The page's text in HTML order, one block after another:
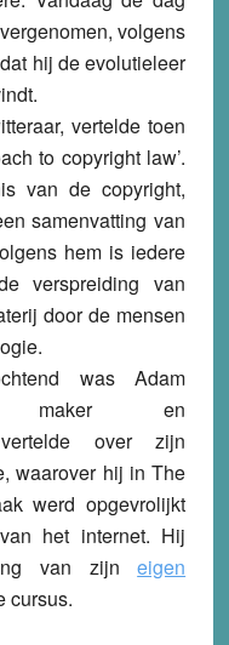
volgens
hij de evolutieleer
vertelde toen
to copyright law’.
van de copyright,
samenvatting van
hem is iedere
verspreiding van
door de mensen
was Adam
maker en
over zijn
waarover hij in The
werd opgevrolijkt
het internet. Hij
van zijneigen
cursus.